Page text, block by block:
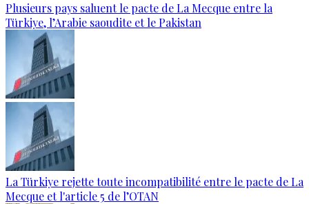
Plusieurs pays saluent le pacte de La Mecque entre la
Türkiye, l’Arabie saoudite et le Pakistan
La Türkiye rejette toute incompatibilité entre le pacte de La
Mecque et l'article 5 de l’OTAN